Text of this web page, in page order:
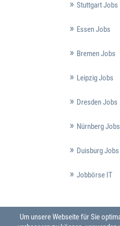
Stuttgart Jobs
Essen Jobs
Bremen Jobs
Leipzig Jobs
Dresden Jobs
Nürnberg Jobs
Duisburg Jobs
Jobbörse IT
Um unsere Webseite für Sie